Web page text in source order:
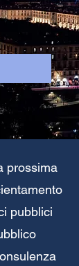
prossima
pubblici